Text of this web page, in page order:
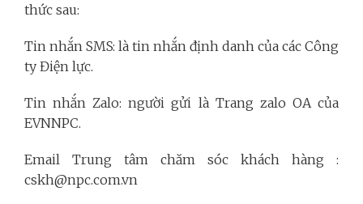
thức sau:
Tin nhắn SMS: là tin nhắn định danh của các Công
ty Điện lực.
Tin nhắn Zalo: người gửi là Trang zalo OA của
EVNNPC.
Email Trung tâm chăm sóc khách hàng :
cskh@npc.com.vn